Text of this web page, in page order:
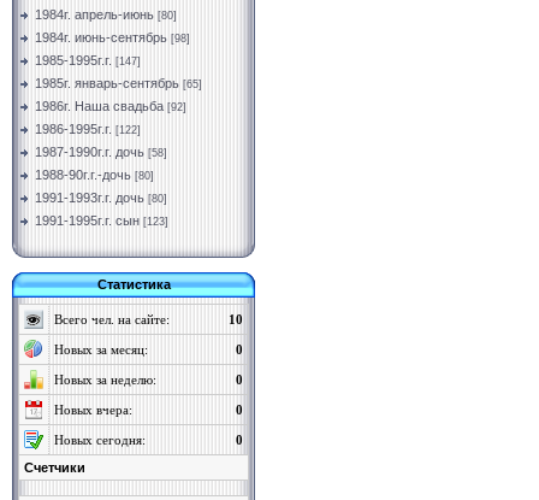
1984г. апрель-июнь [80]
1984г. июнь-сентябрь [98]
1985-1995г.г. [147]
1985г. январь-сентябрь [65]
1986г. Наша свадьба [92]
1986-1995г.г. [122]
1987-1990г.г. дочь [58]
1988-90г.г.-дочь [80]
1991-1993г.г. дочь [80]
1991-1995г.г. сын [123]
Статистика
Всего чел. на сайте: 10
Новых за месяц: 0
Новых за неделю: 0
Новых вчера: 0
Новых сегодня:
0
Счетчики